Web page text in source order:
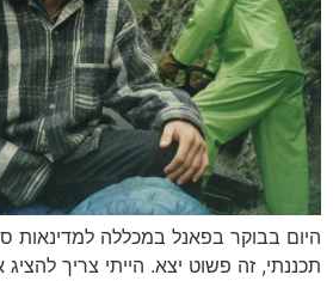
היום בבוקר בפאנל במכללה למדינאות
תכננתי, זה פשוט יצא. הייתי צריך